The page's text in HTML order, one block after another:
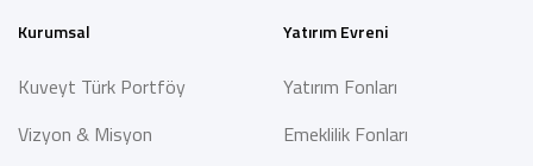
Kurumsal
Kuveyt Türk Portföy
Vizyon & Misyon
Yatırım Evreni
Yatırım Fonları
Emeklilik Fonları